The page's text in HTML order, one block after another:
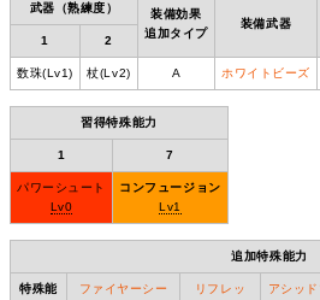
武器（熟練度）
装備効果
追加タイプ
装備武器
1
2
数珠(Lv1) 杖(Lv2) A ホワイトビーズ
習得特殊能力
1 7
パワーシュート
Lv0
コンフュージョン
Lv1
追加特殊能力
特殊能
ファイヤーシー
リフレッ
アシッ